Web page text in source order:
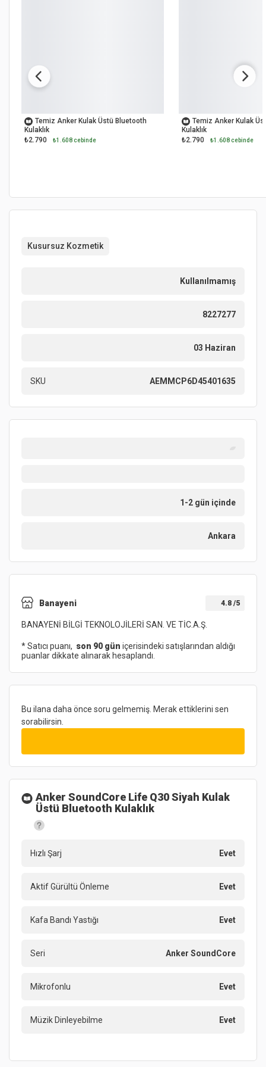
Temiz Anker Kulak Üstü Bluetooth
Kulaklık
₺2.790
₺1.608 cebinde
Temiz Anker Kulak
Kulaklık
₺2.790
₺1.608 cebinde
Kusursuz Kozmetik
Kullanılmamış
8227277
03 Haziran
SKU AEMMCP6D45401635
1-2 gün içinde
Ankara
Banayeni 4.8 /5
BANAYENİ BİLGİ TEKNOLOJİLERİ SAN. VE TİC.A.Ş.
* Satıcı puanı, son 90 gün içerisindeki satışlarından aldığı
puanlar dikkate alınarak hesaplandı.
Bu ilana daha önce soru gelmemiş. Merak ettiklerini sen
sorabilirsin.
Anker SoundCore Life Q30 Siyah Kulak
Üstü Bluetooth Kulaklık
Hızlı Şarj Evet
Aktif Gürültü Önleme Evet
Kafa Bandı Yastığı Evet
Seri Anker SoundCore
Mikrofonlu Evet
Müzik Dinleyebilme Evet